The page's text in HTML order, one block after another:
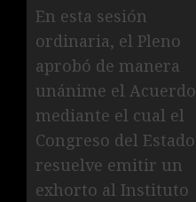
En esta sesión
ordinaria, el Pleno
aprobó de manera
unánime el Acuerdo
mediante el cual el
Congreso del Estado
resuelve emitir un
exhorto al Instituto